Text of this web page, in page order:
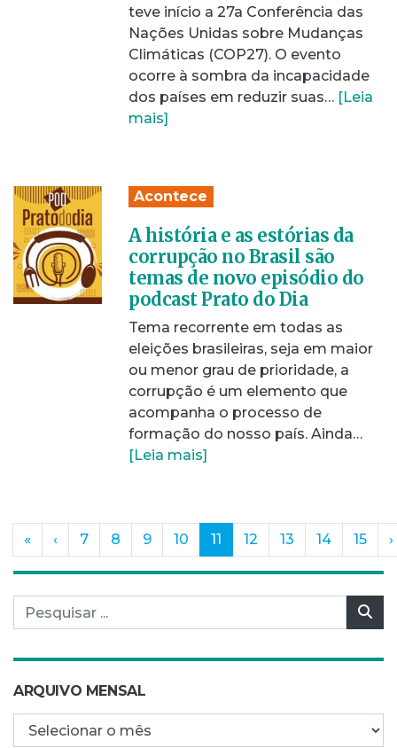
teve início a 27a Conferência das
Nações Unidas sobre Mudanças
Climáticas (COP27). O evento
ocorre à sombra da incapacidade
dos países em reduzir suas… [Leia
mais]
Acontece
A história e as estórias da
corrupção no Brasil são
temas de novo episódio do
podcast Prato do Dia
Tema recorrente em todas as
eleições brasileiras, seja em maior
ou menor grau de prioridade, a
corrupção é um elemento que
acompanha o processo de
formação do nosso país. Ainda…
[Leia mais]
« ‹ 7 8 9 10 11 (current)
12 13 14 15 ›
Pesquisar por:
ARQUIVO MENSAL
Arquivo mensal